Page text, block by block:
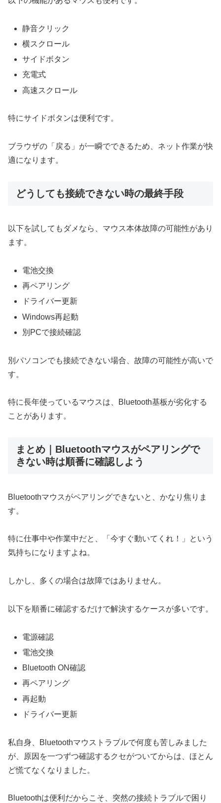
静音クリック
横スクロール
サイドボタン
充電式
高速スクロール
特にサイドボタンは便利です。
ブラウザの「戻る」が一瞬でできるため、ネット作業が快
適になります。
どうしても接続できない時の最終手段
以下を試してもダメなら、マウス本体故障の可能性があり
ます。
電池交換
再ペアリング
ドライバー更新
Windows再起動
別PCで接続確認
別パソコンでも接続できない場合、故障の可能性が高いで
す。
特に長年使っているマウスは、Bluetooth基板が劣化する
ことがあります。
まとめ｜Bluetoothマウスがペアリングで
きない時は順番に確認しよう
Bluetoothマウスがペアリングできないと、かなり焦りま
す。
特に仕事中や作業中だと、「今すぐ動いてくれ！」という
気持ちになりますよね。
しかし、多くの場合は故障ではありません。
以下を順番に確認するだけで解決するケースが多いです。
電源確認
電池交換
Bluetooth ON確認
再ペアリング
再起動
ドライバー更新
私自身、Bluetoothマウストラブルで何度も苦しみました
が、原因を一つずつ確認するクセがついてからは、ほとん
ど慌てなくなりました。
Bluetoothは便利だからこそ、突然の接続トラブルで困り